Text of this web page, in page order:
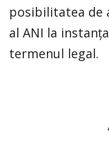
posibilitatea de
al ANI la
termenul legal.